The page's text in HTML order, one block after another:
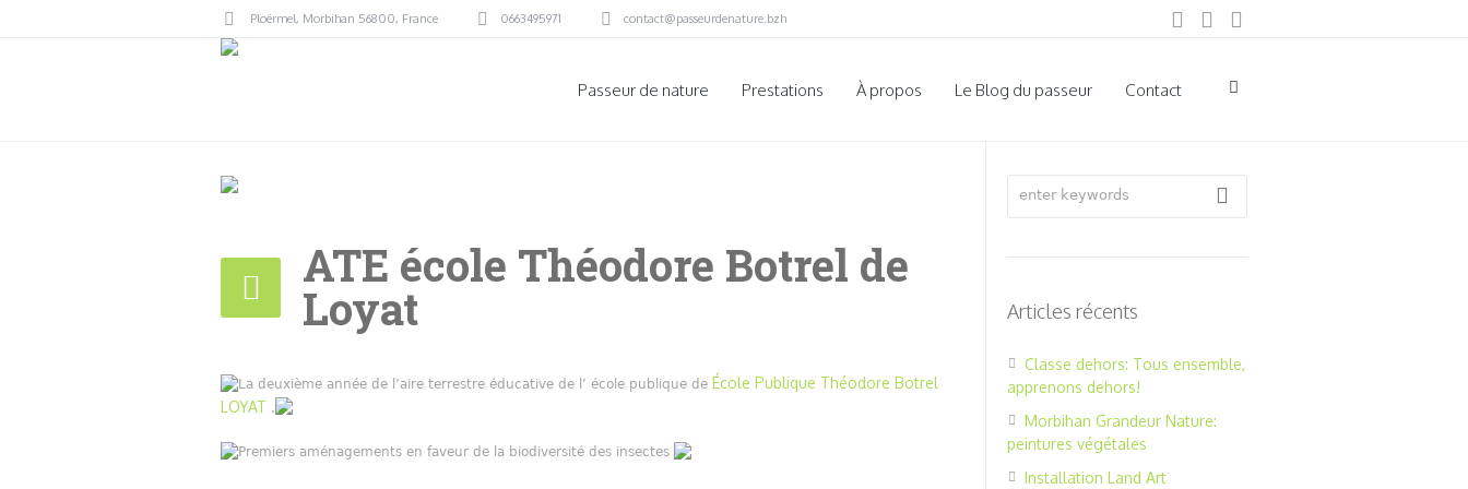
Ploërmel, Morbihan 56800, France 0663495971 contact@passeurdenature.bzh
Passeur de nature Prestations À propos Le Blog du passeur Contact
ATE école Théodore Botrel de
Loyat
La deuxième année de l’aire terrestre éducative de l’ école publique de École Publique Théodore Botrel
LOYAT .
Premiers aménagements en faveur de la biodiversité des insectes
Articles récents
Classe dehors: Tous ensemble,
apprenons dehors!
Morbihan Grandeur Nature:
peintures végétales
Installation Land Art